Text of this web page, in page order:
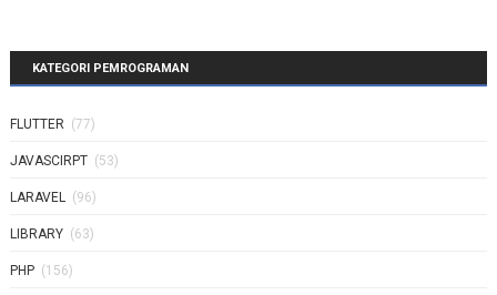
KATEGORI PEMROGRAMAN
FLUTTER (77)
JAVASCIRPT (53)
LARAVEL (96)
LIBRARY (63)
PHP (156)